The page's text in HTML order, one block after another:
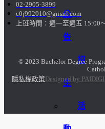
公
告
招
生
活
02-2905-3899
c0j992010@gmail.com
上班時間：週一至週五 15:00
© 2023 Bachelor Degree
隱私權政策 Designed by PAIDIGI